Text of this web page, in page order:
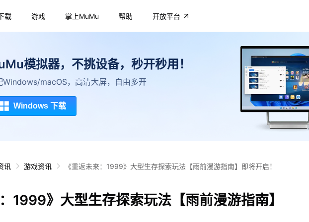
载 游戏 掌上MuMu 帮助 开放平台
模拟器，不挑设备，秒开秒用！
Windows/macOS，高清大屏，自由多开
Windows 下载
讯 游戏资讯 《重返未来：1999》大型生存探索玩法【雨前漫游指南】即将开启！
1999》大型生存探索玩法【雨前漫游指南】